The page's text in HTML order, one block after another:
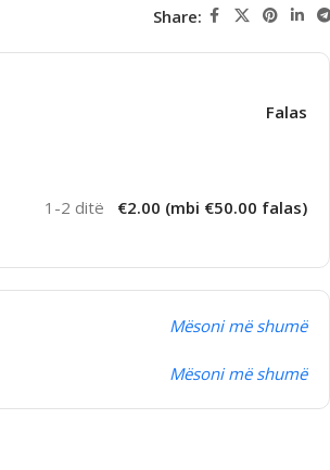
Share:
Falas
1-2 ditë €2.00 (mbi €50.00 falas)
Mësoni më shumë
Mësoni më shumë